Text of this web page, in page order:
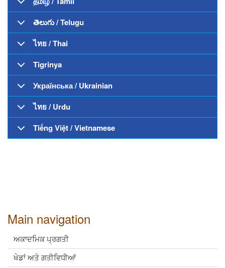
Main navigation
ਅਕਾਦਮਿਕ ਪ੍ਰਗਤੀ
ਖੇਡਾਂ ਅਤੇ ਗਤੀਵਿਧੀਆਂ
తెలుగు / Telugu
ไทย / Thai
Tigrinya
Українська / Ukrainian
ไทย / Urdu
Tiếng Việt / Vietnamese